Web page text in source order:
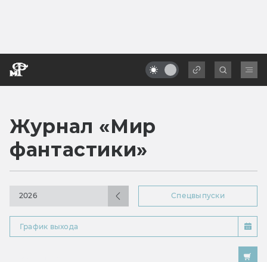
Журнал «Мир
фантастики»
2026 Спецвыпуски
График выхода